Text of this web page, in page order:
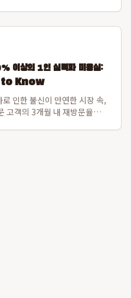
이상의 1인 실력파 미용실:
to Know
인한 불신이 만연한 시장 속,
고객의 3개월 내 재방문율